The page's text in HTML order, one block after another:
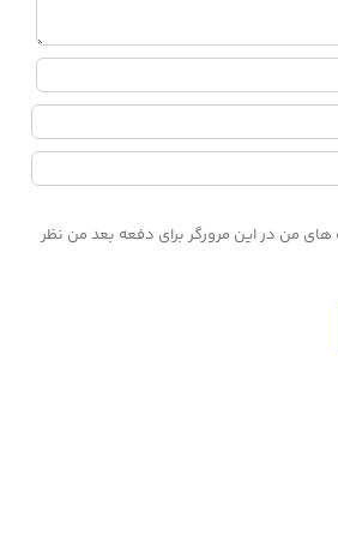
من در این مرورگر برای دفعه بعد من نظر